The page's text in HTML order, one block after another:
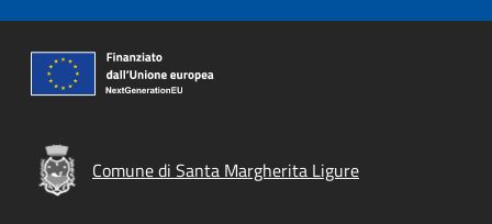
Comune di Santa Margherita Ligure